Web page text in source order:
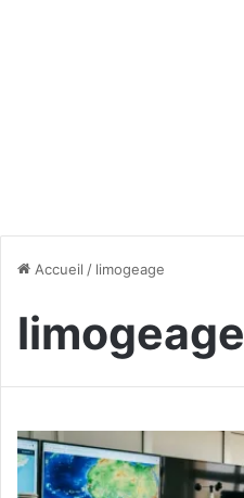
Accueil / limogeage
limogeage